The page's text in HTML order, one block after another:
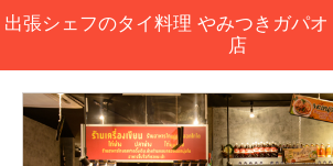
出張シェフのタイ料理 やみつきガパ
店